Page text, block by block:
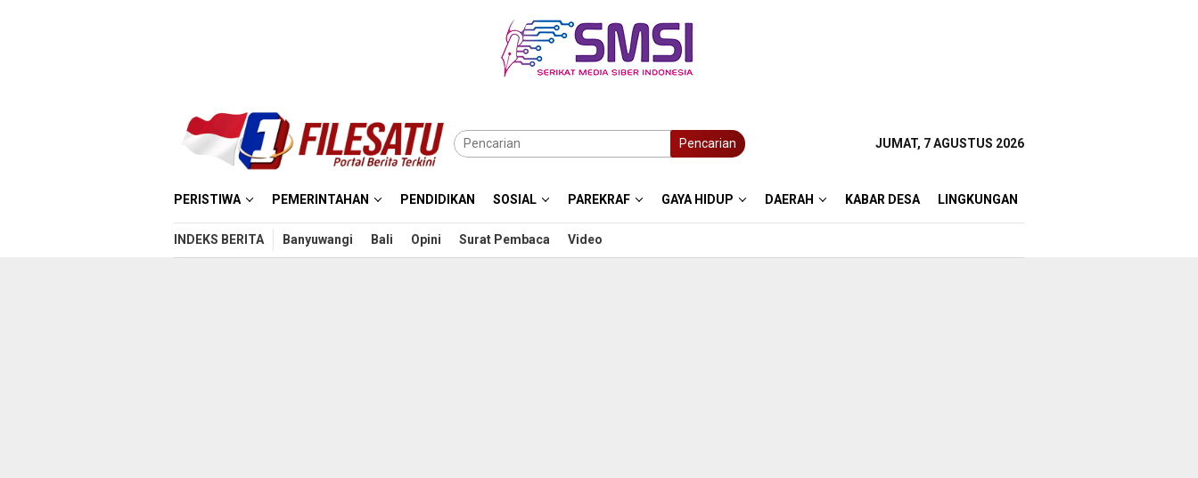
Pencarian JUMAT, 7 AGUSTUS 2026
PERISTIWA PEMERINTAHAN PENDIDIKAN SOSIAL PAREKRAF GAYA HIDUP DAERAH KABAR DESA LINGKUNGAN
INDEKS BERITA Banyuwangi Bali Opini Surat Pembaca Video